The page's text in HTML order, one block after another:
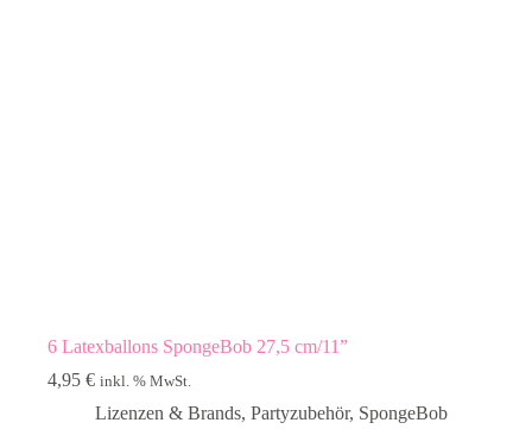
6 Latexballons SpongeBob 27,5 cm/11”
4,95 € inkl. % MwSt.
Lizenzen & Brands, Partyzubehör, SpongeBob